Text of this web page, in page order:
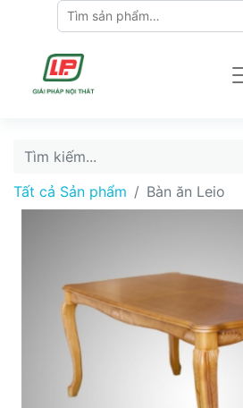
Tất cả Sản phẩm Bàn ăn Leio